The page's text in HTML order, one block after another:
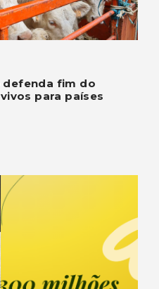
defenda fim do
para países